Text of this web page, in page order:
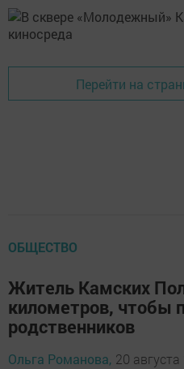
Перейти на
ОБЩЕСТВО
Житель Камских
километров, чтобы
родственников
Ольга Романова, 20